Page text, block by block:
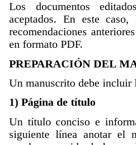
Los documentos
aceptados. En este
recomendaciones
en formato PDF.
PREPARACIÓN DEL
Un manuscrito debe incluir
1) Página de título
Un título conciso e
siguiente línea anotar el